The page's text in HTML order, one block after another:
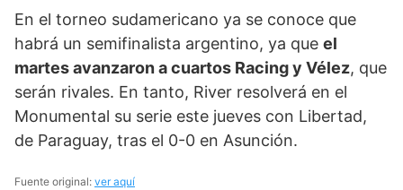
En el torneo sudamericano ya se conoce que
habrá un semifinalista argentino, ya que el
martes avanzaron a cuartos Racing y Vélez, que
serán rivales. En tanto, River resolverá en el
Monumental su serie este jueves con Libertad,
de Paraguay, tras el 0-0 en Asunción.
Fuente original: ver aquí